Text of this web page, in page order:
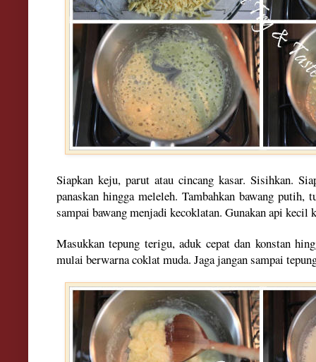
Siapkan keju, parut atau cincang kasar. Sisihkan.
panaskan hingga meleleh. Tambahkan bawang putih,
sampai bawang menjadi kecoklatan. Gunakan api kecil
Masukkan tepung terigu, aduk cepat dan konstan
mulai berwarna coklat muda. Jaga jangan sampai